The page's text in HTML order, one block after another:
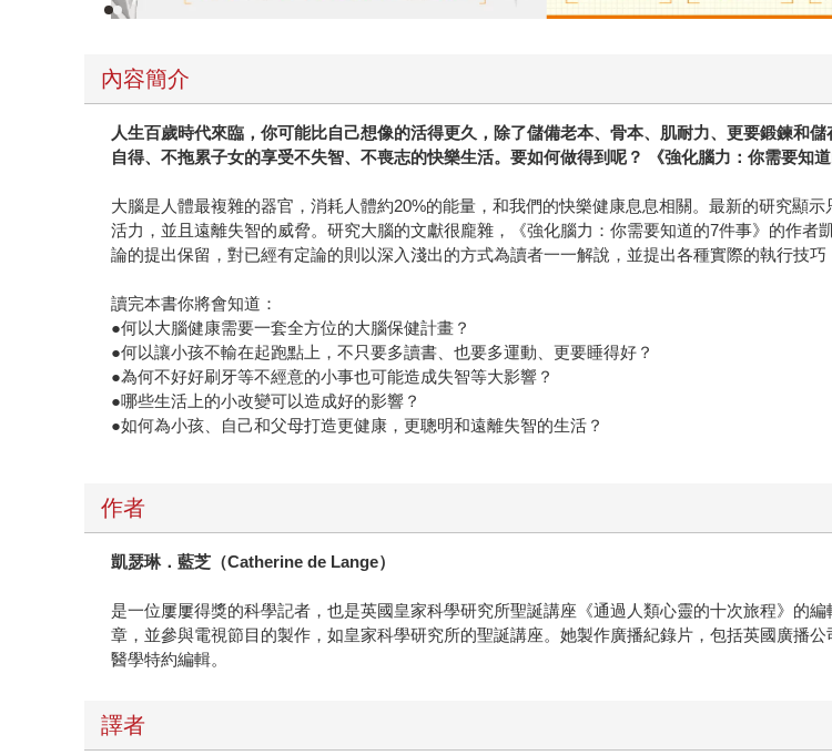
內容簡介
人生百歲時代來臨，你可能比自己想像的活得更久，除了儲備老本、骨本、肌耐力、更要鍛鍊和
自得、不拖累子女的享受不失智、不喪志的快樂生活。要如何做得到呢？ 《強化腦力：你需要知
大腦是人體最複雜的器官，消耗人體約20%的能量，和我們的快樂健康息息相關。最新的研究顯
活力，並且遠離失智的威脅。研究大腦的文獻很龐雜，《強化腦力：你需要知道的7件事》的作
論的提出保留，對已經有定論的則以深入淺出的方式為讀者一一解說，並提出各種實際的執行技巧
讀完本書你將會知道：
●何以大腦健康需要一套全方位的大腦保健計畫？
●何以讓小孩不輸在起跑點上，不只要多讀書、也要多運動、更要睡得好？
●為何不好好刷牙等不經意的小事也可能造成失智等大影響？
●哪些生活上的小改變可以造成好的影響？
●如何為小孩、自己和父母打造更健康，更聰明和遠離失智的生活？
作者
凱瑟琳．藍芝（Catherine de Lange）
是一位屢屢得獎的科學記者，也是英國皇家科學研究所聖誕講座《通過人類心靈的十次旅程》的
章，並參與電視節目的製作，如皇家科學研究所的聖誕講座。她製作廣播紀錄片，包括英國廣播
醫學特約編輯。
譯者